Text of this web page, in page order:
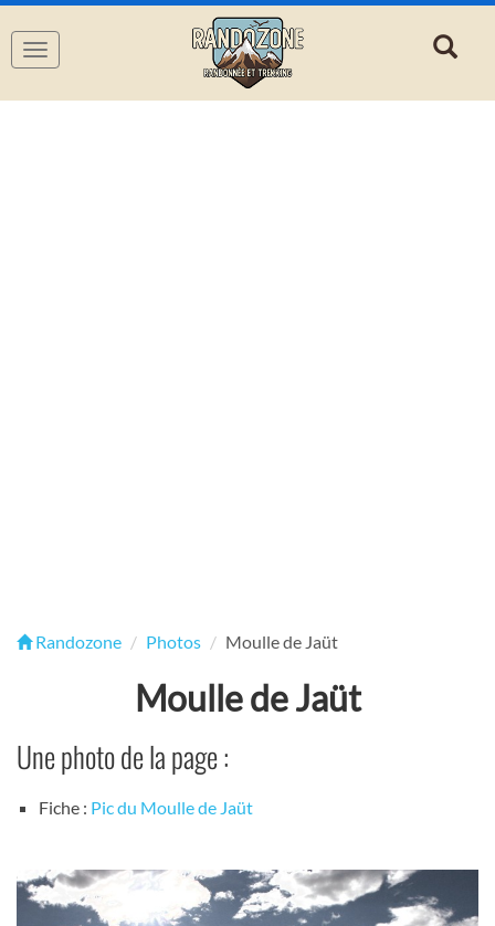
Navigation
Randozone Photos Moulle de Jaüt
Moulle de Jaüt
Une photo de la page :
Fiche : Pic du Moulle de Jaüt